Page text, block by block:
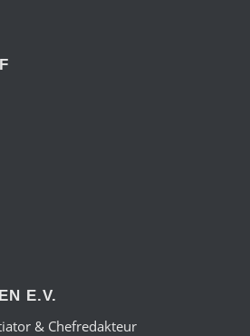
E.V.
& Chefredakteur